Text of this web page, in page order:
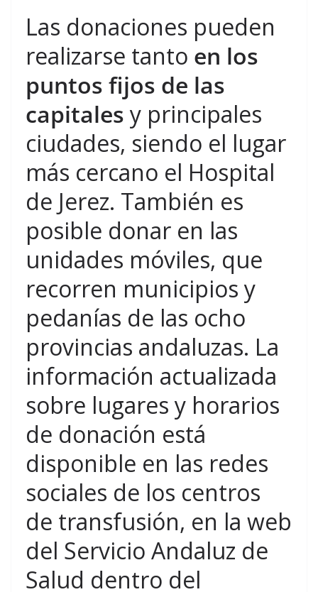
Las donaciones pueden
realizarse tanto en los
puntos fijos de las
capitales y principales
ciudades, siendo el lugar
más cercano el Hospital
de Jerez. También es
posible donar en las
unidades móviles, que
recorren municipios y
pedanías de las ocho
provincias andaluzas. La
información actualizada
sobre lugares y horarios
de donación está
disponible en las redes
sociales de los centros
de transfusión, en la web
del Servicio Andaluz de
Salud dentro del